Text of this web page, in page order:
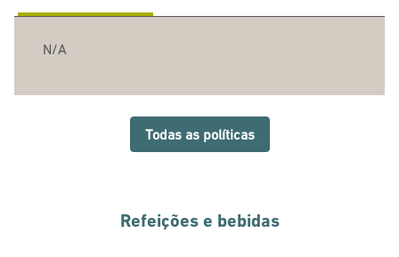
N/A
Todas as políticas
Refeições e bebidas